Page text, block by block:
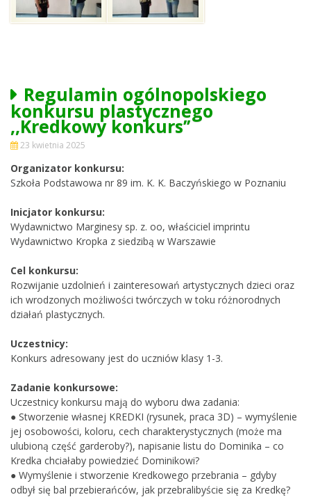
Regulamin ogólnopolskiego
konkursu plastycznego
,,Kredkowy konkurs’’
23 kwietnia 2025
Organizator konkursu:
Szkoła Podstawowa nr 89 im. K. K. Baczyńskiego w Poznaniu
Inicjator konkursu:
Wydawnictwo Marginesy sp. z. oo, właściciel imprintu
Wydawnictwo Kropka z siedzibą w Warszawie
Cel konkursu:
Rozwijanie uzdolnień i zainteresowań artystycznych dzieci oraz
ich wrodzonych możliwości twórczych w toku różnorodnych
działań plastycznych.
Uczestnicy:
Konkurs adresowany jest do uczniów klasy 1-3.
Zadanie konkursowe:
Uczestnicy konkursu mają do wyboru dwa zadania:
● Stworzenie własnej KREDKI (rysunek, praca 3D) – wymyślenie
jej osobowości, koloru, cech charakterystycznych (może ma
ulubioną część garderoby?), napisanie listu do Dominika – co
Kredka chciałaby powiedzieć Dominikowi?
● Wymyślenie i stworzenie Kredkowego przebrania – gdyby
odbył się bal przebierańców, jak przebralibyście się za Kredkę?